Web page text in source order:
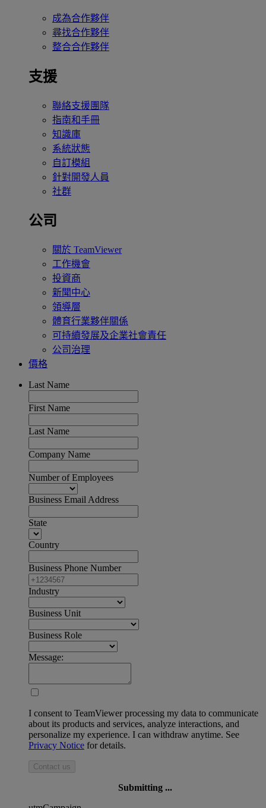
成為合作夥伴
尋找合作夥伴
整合合作夥伴
支援
聯絡支援團隊
指南和手冊
知識庫
系統狀態
自訂模組
針對開發人員
社群
公司
關於 TeamViewer
工作機會
投資商
新聞中心
領導層
體育行業夥伴關係
可持續發展及企業社會責任
公司治理
價格
Last Name
First Name
Last Name
Company Name
Number of Employees
Business Email Address
State
Country
Business Phone Number
Industry
Business Unit
Business Role
Message:
I consent to TeamViewer processing my data to communicate
about its products and services, analyze interactions, and
personalize my experience. I can withdraw anytime. See
Privacy Notice for details.
Contact us
Submitting ...